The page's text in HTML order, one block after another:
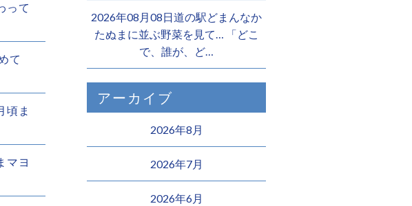
って
て
頃ま
マヨ
2026年08月08日道の駅どまんなか
たぬまに並ぶ野菜を見て… 「どこ
で、誰が、ど…
アーカイブ
2026年8月
2026年7月
2026年6月